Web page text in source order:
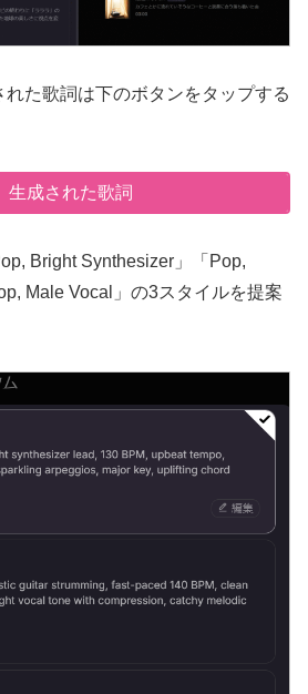
た歌詞は下のボタンをタップする
生成された歌詞
Bright Synthesizer」「Pop,
Male Vocal」の3スタイルを提案